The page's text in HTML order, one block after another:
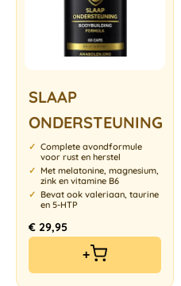
SLAAP
ONDERSTEUNING
Complete avondformule
voor rust en herstel
Met melatonine, magnesium,
zink en vitamine B6
Bevat ook valeriaan, taurine
en 5-HTP
€ 29,95
+